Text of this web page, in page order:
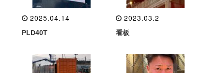
2025.04.14
PLD40T
2023.03.2
看板